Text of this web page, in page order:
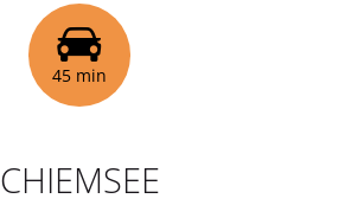
45 min
CHIEMSEE